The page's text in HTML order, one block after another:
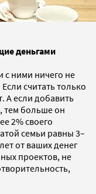
деньгами
с ними ничего не
считать только
А если добавить
тем больше он
2% своего
семьи равны 3–
от ваших денег
проектов, не